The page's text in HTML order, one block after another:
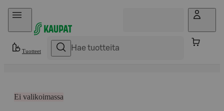
Hyppää sisältöön
Tuotteet
Ei valikoimassa